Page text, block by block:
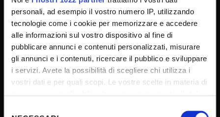
personali, ad esempio il vostro numero IP, utilizzando
tecnologie come i cookie per memorizzare e accedere
alle informazioni sul vostro dispositivo al fine di
pubblicare annunci e contenuti personalizzati, misurare
gli annunci e i contenuti, ricercare il pubblico e sviluppare
i servizi. Avete la possibilità di scegliere chi utilizza i
vostri dati e per quali scopi. Le vostre scelte in materia di
privacy sono applicabili solo su questa proprietà digitale
Gare di appalto
Atti di notifica
Note legali
Privacy
Cookie
Sponsorizzazioni e donazioni